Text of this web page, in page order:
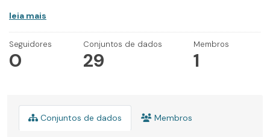
leia mais
Seguidores
0
Conjuntos de dados
29
Membros
1
Conjuntos de dados Membros